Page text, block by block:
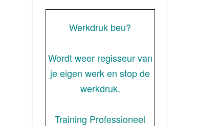
Werkdruk beu?
Wordt weer regisseur van
je eigen werk en stop de
werkdruk.
Training Professioneel